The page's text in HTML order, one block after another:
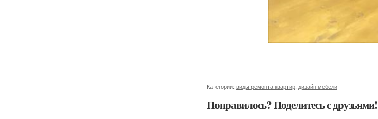
Категории: виды ремонта квартир дизайн мебели
Понравилось? Поделитесь с друзьями!